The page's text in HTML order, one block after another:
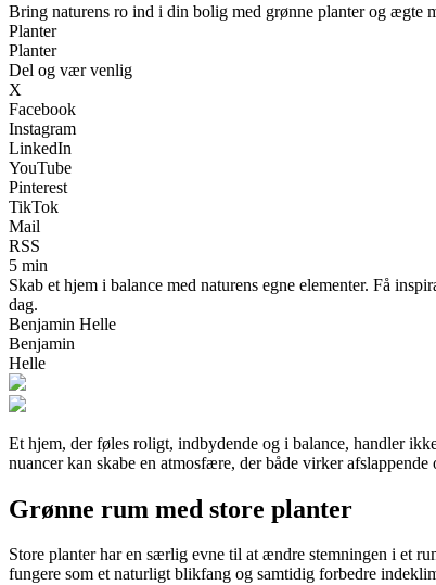
Bring naturens ro ind i din bolig med grønne planter og ægte
Planter
Planter
Del og vær venlig
X
Facebook
Instagram
LinkedIn
YouTube
Pinterest
TikTok
Mail
RSS
5 min
Skab et hjem i balance med naturens egne elementer. Få
dag.
Benjamin Helle
Benjamin
Helle
Et hjem, der føles roligt, indbydende og i balance, handler
nuancer kan skabe en atmosfære, der både virker
Grønne rum med store planter
Store planter har en særlig evne til at ændre stemningen i et
fungere som et naturligt blikfang og samtidig forbedre